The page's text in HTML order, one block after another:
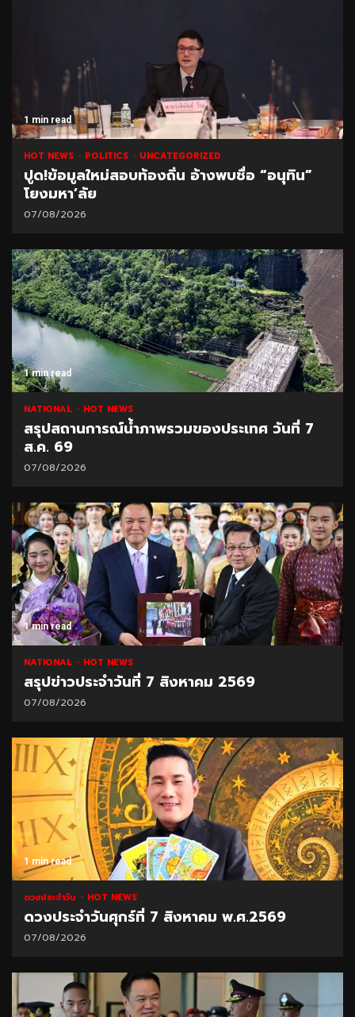
1 min read
HOT NEWS POLITICS UNCATEGORIZED
ปูด!ข้อมูลใหม่สอบท้องถิ่น อ้างพบชื่อ “อนุทิน”
โยงมหา’ลัย
07/08/2026
1 min read
NATIONAL HOT NEWS
สรุปสถานการณ์น้ำภาพรวมของประเทศ วันที่ 7
ส.ค. 69
07/08/2026
1 min read
NATIONAL HOT NEWS
สรุปข่าวประจำวันที่ 7 สิงหาคม 2569
07/08/2026
1 min read
ดวงประจำวัน HOT NEWS
ดวงประจำวันศุกร์ที่ 7 สิงหาคม พ.ศ.2569
07/08/2026